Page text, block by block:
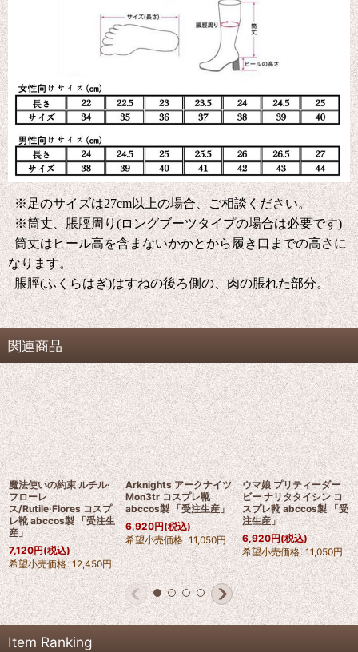
※足のサイズは27cm以上の場合、ご相談ください。
※筒丈、脹脛周り(ロングブーツタイプの場合は必要です)
筒丈はヒール高を含まないかかとから履き口までの高さに
なります。
脹脛(ふくらはぎ)はすねの後ろ側の、肉の脹れた部分。
関連商品
魔法使いの約束 ルチル·
フローレ
ス/Rutile·Flores コスプ
レ靴 abccos製 「受注生
産」
7,120円(税込)
希望小売価格: 12,450円
Arknights アークナイツ
Mon3tr コスプレ靴
abccos製 「受注生産」
6,920円(税込)
希望小売価格: 11,050円
ウマ娘 プリティーダー
ビー ナリタタイシン コ
スプレ靴 abccos製 「受
注生産」
6,920円(税込)
希望小売価格: 11,050円
Item Ranking